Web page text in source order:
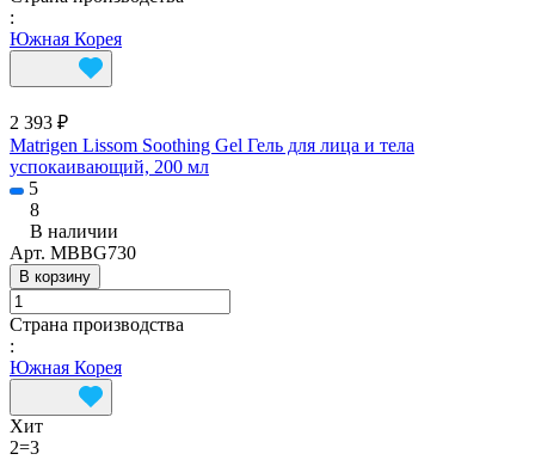
:
Южная Корея
2 393 ₽
Matrigen Lissom Soothing Gel Гель для лица и тела
успокаивающий, 200 мл
5
8
В наличии
Арт. MBBG730
В корзину
Страна производства
:
Южная Корея
Хит
2=3